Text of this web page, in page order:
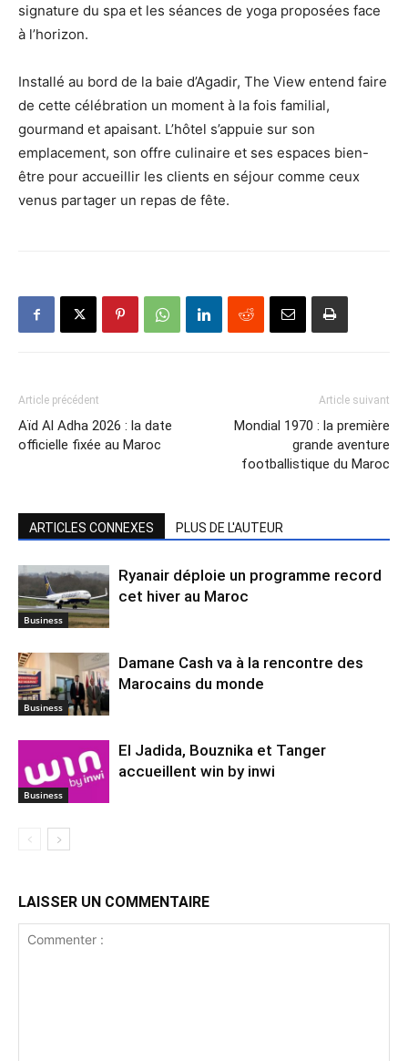
signature du spa et les séances de yoga proposées face
à l’horizon.
Installé au bord de la baie d’Agadir, The View entend faire
de cette célébration un moment à la fois familial,
gourmand et apaisant. L’hôtel s’appuie sur son
emplacement, son offre culinaire et ses espaces bien-
être pour accueillir les clients en séjour comme ceux
venus partager un repas de fête.
Article précédent
Aïd Al Adha 2026 : la date
officielle fixée au Maroc
Article suivant
Mondial 1970 : la première
grande aventure
footballistique du Maroc
ARTICLES CONNEXES PLUS DE L'AUTEUR
Business
Ryanair déploie un programme record
cet hiver au Maroc
Business
Damane Cash va à la rencontre des
Marocains du monde
Business
El Jadida, Bouznika et Tanger
accueillent win by inwi
LAISSER UN COMMENTAIRE